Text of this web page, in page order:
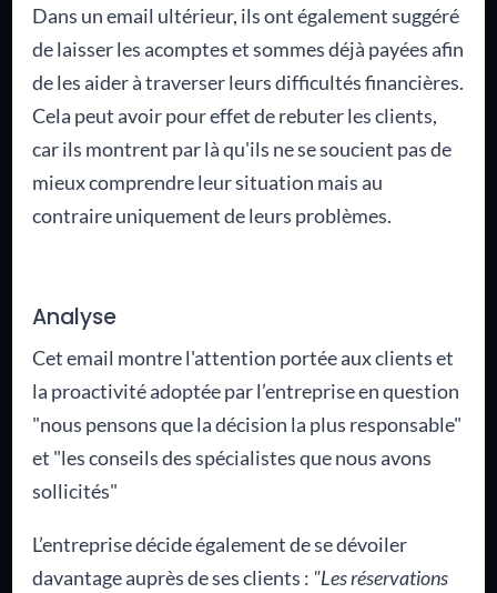
Dans un email ultérieur, ils ont également suggéré
de laisser les acomptes et sommes déjà payées afin
de les aider à traverser leurs difficultés financières.
Cela peut avoir pour effet de rebuter les clients,
car ils montrent par là qu'ils ne se soucient pas de
mieux comprendre leur situation mais au
contraire uniquement de leurs problèmes.
Analyse
Cet email montre l'attention portée aux clients et
la proactivité adoptée par l’entreprise en question
"nous pensons que la décision la plus responsable"
et "les conseils des spécialistes que nous avons
sollicités"
L’entreprise décide également de se dévoiler
davantage auprès de ses clients : "Les réservations